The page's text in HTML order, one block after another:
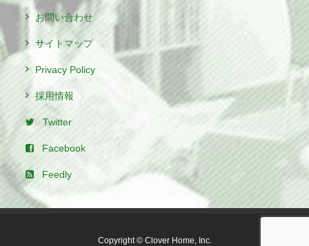
お問い合わせ
サイトマップ
Privacy Policy
採用情報
Twitter
Facebook
Feedly
Copyright © Clover Home, Inc.